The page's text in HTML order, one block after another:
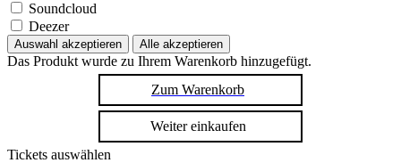
Soundcloud
Deezer
Auswahl akzeptieren Alle akzeptieren
Das Produkt wurde zu Ihrem Warenkorb hinzugefügt.
Zum Warenkorb
Weiter einkaufen
Tickets auswählen